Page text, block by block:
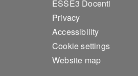
ESSE3 Docenti
Privacy
Accessibility
Cookie settings
Website map